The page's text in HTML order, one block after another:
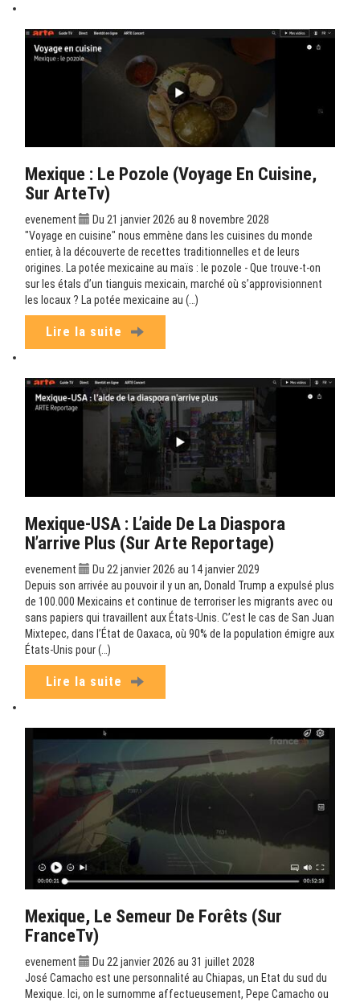
Mexique : Le Pozole (Voyage En Cuisine,
Sur ArteTv)
evenement
Du 21 janvier 2026 au 8 novembre 2028
"Voyage en cuisine" nous emmène dans les cuisines du monde
entier, à la découverte de recettes traditionnelles et de leurs
origines. La potée mexicaine au maïs : le pozole - Que trouve-t-on
sur les étals d’un tianguis mexicain, marché où s’approvisionnent
les locaux ? La potée mexicaine au (…)
Lire la suite
Mexique-USA : L’aide De La Diaspora
N’arrive Plus (sur Arte Reportage)
evenement
Du 22 janvier 2026 au 14 janvier 2029
Depuis son arrivée au pouvoir il y un an, Donald Trump a expulsé plus
de 100.000 Mexicains et continue de terroriser les migrants avec ou
sans papiers qui travaillent aux États-Unis. C’est le cas de San Juan
Mixtepec, dans l’État de Oaxaca, où 90% de la population émigre aux
États-Unis pour (…)
Lire la suite
Mexique, Le Semeur De Forêts (sur
FranceTv)
evenement
Du 22 janvier 2026 au 31 juillet 2028
José Camacho est une personnalité au Chiapas, un Etat du sud du
Mexique. Ici, on le surnomme affectueusement, Pepe Camacho ou